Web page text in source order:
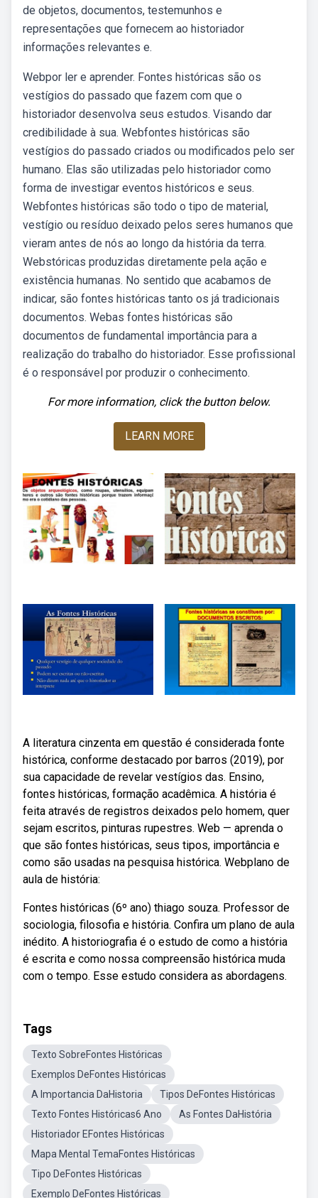
de objetos, documentos, testemunhos e
representações que fornecem ao historiador
informações relevantes e.
Webpor ler e aprender. Fontes históricas são os
vestígios do passado que fazem com que o
historiador desenvolva seus estudos. Visando dar
credibilidade à sua. Webfontes históricas são
vestígios do passado criados ou modificados pelo ser
humano. Elas são utilizadas pelo historiador como
forma de investigar eventos históricos e seus.
Webfontes históricas são todo o tipo de material,
vestígio ou resíduo deixado pelos seres humanos que
vieram antes de nós ao longo da história da terra.
Webstóricas produzidas diretamente pela ação e
existência humanas. No sentido que acabamos de
indicar, são fontes históricas tanto os já tradicionais
documentos. Webas fontes históricas são
documentos de fundamental importância para a
realização do trabalho do historiador. Esse profissional
é o responsável por produzir o conhecimento.
For more information, click the button below.
LEARN MORE
A literatura cinzenta em questão é considerada fonte
histórica, conforme destacado por barros (2019), por
sua capacidade de revelar vestígios das. Ensino,
fontes históricas, formação acadêmica. A história é
feita através de registros deixados pelo homem, quer
sejam escritos, pinturas rupestres. Web — aprenda o
que são fontes históricas, seus tipos, importância e
como são usadas na pesquisa histórica. Webplano de
aula de história:
Fontes históricas (6º ano) thiago souza. Professor de
sociologia, filosofia e história. Confira um plano de aula
inédito. A historiografia é o estudo de como a história
é escrita e como nossa compreensão histórica muda
com o tempo. Esse estudo considera as abordagens.
Tags
Texto SobreFontes Históricas
Exemplos DeFontes Históricas
A Importancia DaHistoria
Tipos DeFontes Históricas
Texto Fontes Históricas6 Ano
As Fontes DaHistória
Historiador EFontes Históricas
Mapa Mental TemaFontes Históricas
Tipo DeFontes Históricas
Exemplo DeFontes Históricas